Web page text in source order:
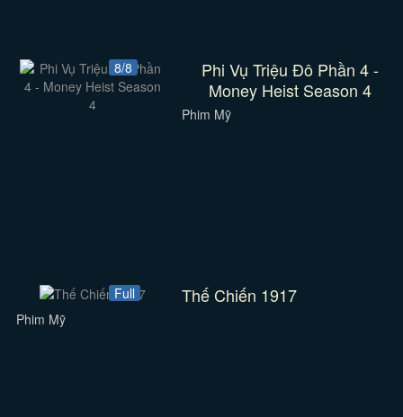
8/8
Phi Vụ Triệu Đô Phần 4 -
Money Heist Season 4
Phim Mỹ
Full Thế Chiến 1917
Phim Mỹ